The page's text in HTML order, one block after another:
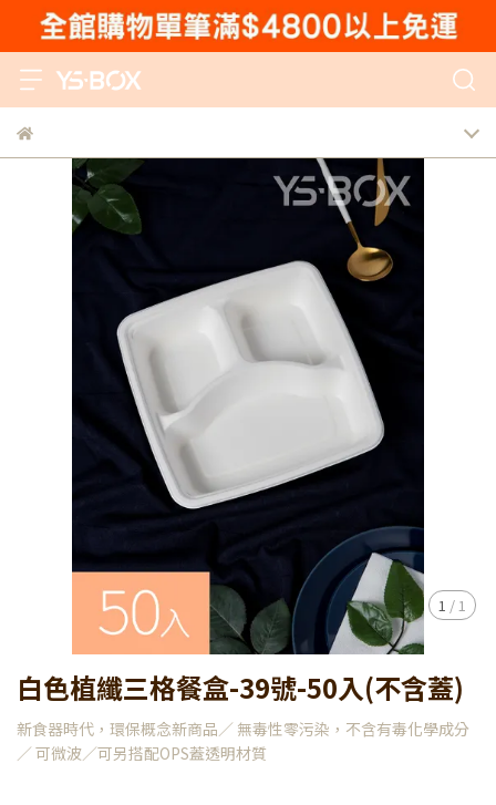
1 / 1
白色植纖三格餐盒-39號-50入(不含蓋)
新食器時代，環保概念新商品／ 無毒性零污染，不含有毒化學成分
／ 可微波／可另搭配OPS蓋透明材質